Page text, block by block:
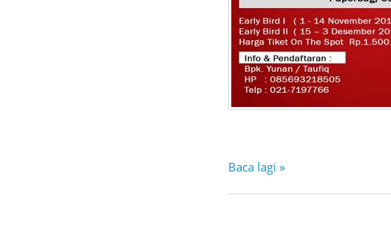
Baca lagi »